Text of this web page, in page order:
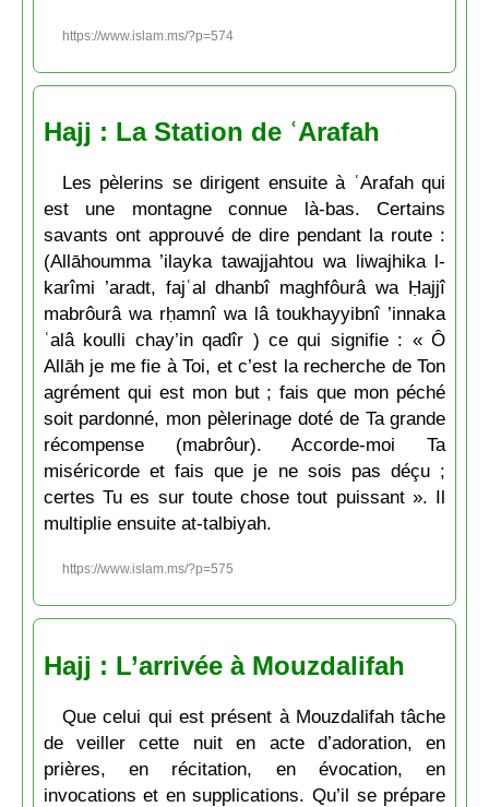
https://www.islam.ms/?p=574
Hajj : La Station de ʿArafah
Les pèlerins se dirigent ensuite à ʿArafah qui
est une montagne connue là-bas. Certains
savants ont approuvé de dire pendant la route :
(Allāhoumma ’ilayka tawajjahtou wa liwajhika l-
karîmi ’aradt, fajʿal dhanbî maghfôurâ wa Ḥajjî
mabrôurâ wa rḥamnî wa lâ toukhayyibnî ’innaka
ʿalâ koulli chay’in qadîr ) ce qui signifie : « Ô
Allāh je me fie à Toi, et c’est la recherche de Ton
agrément qui est mon but ; fais que mon péché
soit pardonné, mon pèlerinage doté de Ta grande
récompense (mabrôur). Accorde-moi Ta
miséricorde et fais que je ne sois pas déçu ;
certes Tu es sur toute chose tout puissant ». Il
multiplie ensuite at-talbiyah.
https://www.islam.ms/?p=575
Hajj : L’arrivée à Mouzdalifah
Que celui qui est présent à Mouzdalifah tâche
de veiller cette nuit en acte d’adoration, en
prières, en récitation, en évocation, en
invocations et en supplications. Qu’il se prépare